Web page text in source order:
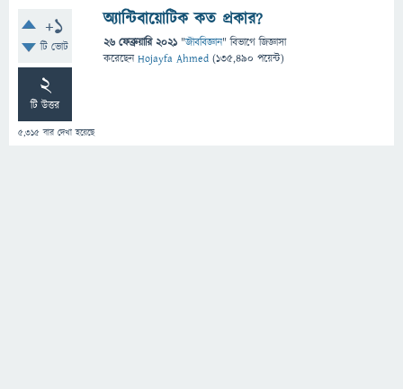
+1
টি ভোট
2
টি উত্তর
5,315 বার দেখা হয়েছে
অ্যান্টিবায়োটিক কত প্রকার?
26 ফেব্রুয়ারি 2021 "জীববিজ্ঞান" বিভাগে জিজ্ঞাসা
করেছেনHojayfa Ahmed (135,490 পয়েন্ট)